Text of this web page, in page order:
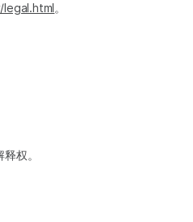
legal.html。
权。